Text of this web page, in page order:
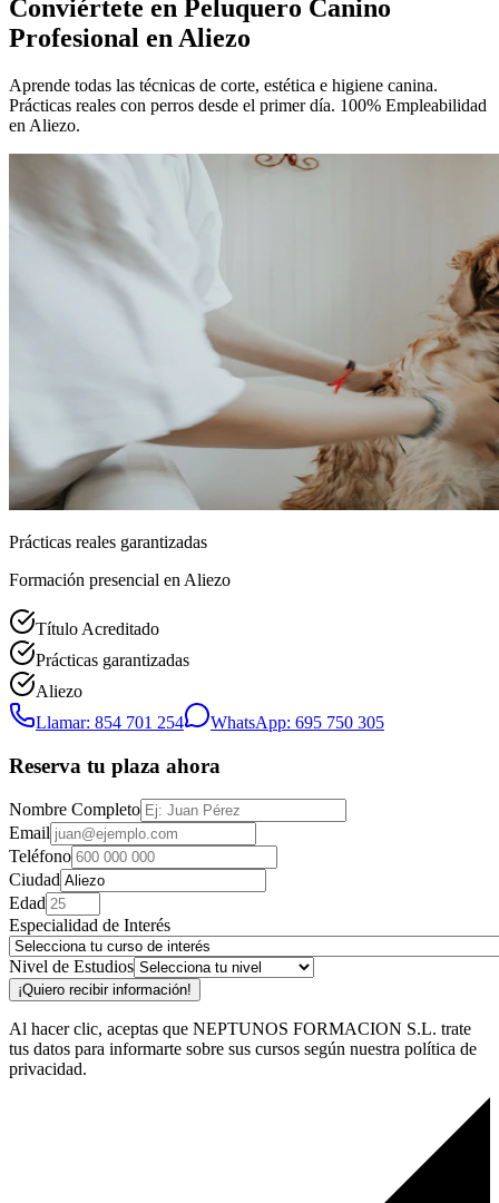
Conviértete en Peluquero Canino
Profesional en Aliezo
Aprende todas las técnicas de corte, estética e higiene canina.
Prácticas reales con perros desde el primer día. 100% Empleabilidad
en Aliezo.
Prácticas reales garantizadas
Formación presencial en Aliezo
Título Acreditado
Prácticas garantizadas
Aliezo
Llamar: 854 701 254
WhatsApp: 695 750 305
Reserva tu plaza ahora
Nombre Completo
Email
Teléfono
Ciudad
Edad
Especialidad de Interés
Nivel de Estudios
¡Quiero recibir información!
Al hacer clic, aceptas que NEPTUNOS FORMACION S.L. trate
tus datos para informarte sobre sus cursos según nuestra política de
privacidad.